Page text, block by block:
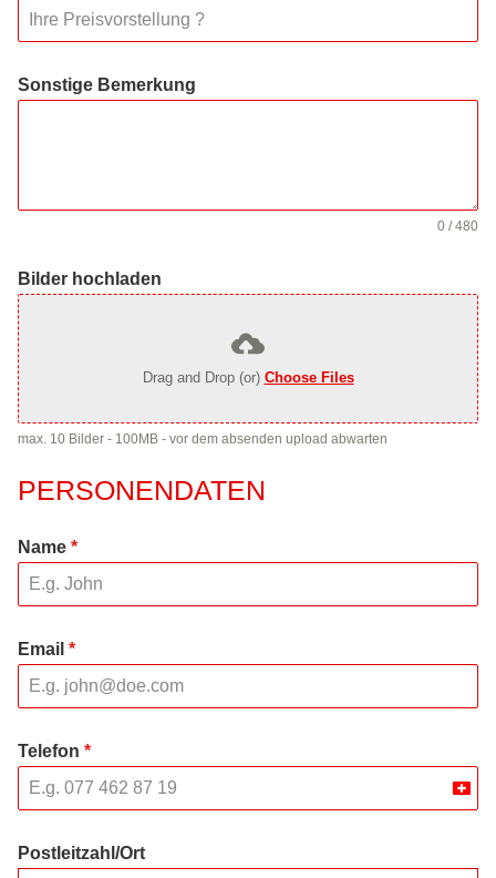
Sonstige Bemerkung
0 / 480
Bilder hochladen
Drag and Drop (or) Choose Files
max. 10 Bilder - 100MB - vor dem absenden upload abwarten
PERSONENDATEN
Name *
Email *
Telefon *
Postleitzahl/Ort